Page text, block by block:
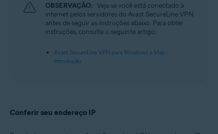
Microsoft Windows 8 / Pro / Enterprise - 32 / 64-bit
Microsoft Windows 7 Home Basic / Home Premium / Professional /
Enterprise / Ultimate - Service Pack 1, 32 / 64-bit
Apple macOS 10.15.x (Catalina)
Apple macOS 10.14.x (Mojave)
OBSERVAÇÃO: Veja se você está conectado à
internet pelos servidores do Avast SecureLine VPN
antes de seguir as instruções abaixo. Para obter
instruções, consulte o seguinte artigo:
Avast SecureLine VPN para Windows e Mac -
Introdução
Conferir seu endereço IP